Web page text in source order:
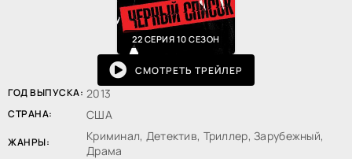
22 СЕРИЯ 10 СЕЗОН
СМОТРЕТЬ ТРЕЙЛЕР
ГОД ВЫПУСКА: 2013
СТРАНА: США
ЖАНРЫ:
Криминал, Детектив, Триллер, Зарубежный,
Драма